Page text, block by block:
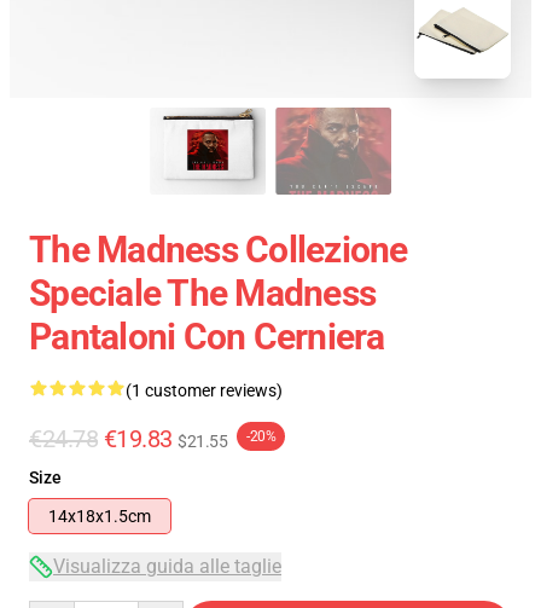
The Madness Collezione
Speciale The Madness
Pantaloni Con Cerniera
(1 customer reviews)
€24.78 €19.83 $21.55 -20%
Size
14x18x1.5cm
Visualizza guida alle taglie